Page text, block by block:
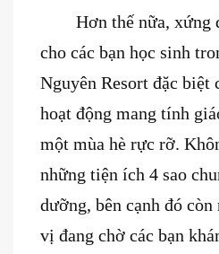
Hơn thế nữa, xứng
cho các bạn học sinh
Nguyên Resort đặc biệt
hoạt động mang tính
một mùa hè rực rỡ.
những tiện ích 4 sao
dưỡng, bên cạnh đó
vị đang chờ các bạn